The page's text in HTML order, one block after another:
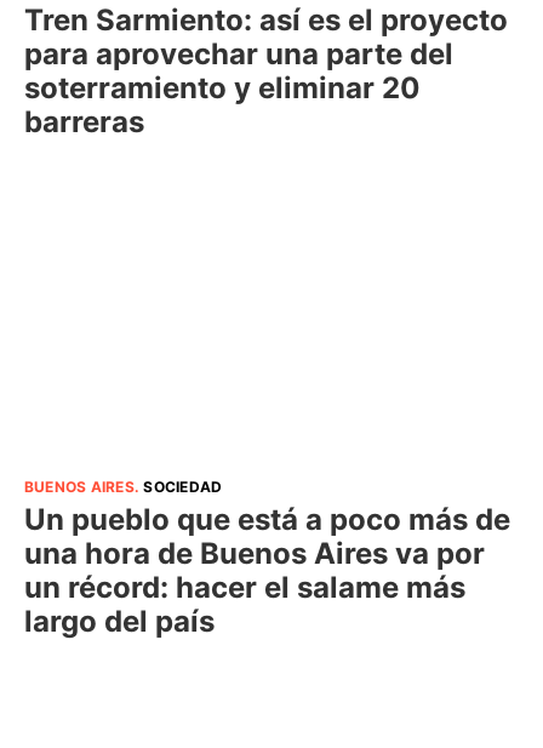
Tren Sarmiento: así es el proyecto
para aprovechar una parte del
soterramiento y eliminar 20
barreras
BUENOS AIRES.SOCIEDAD
Un pueblo que está a poco más de
una hora de Buenos Aires va por
un récord: hacer el salame más
largo del país